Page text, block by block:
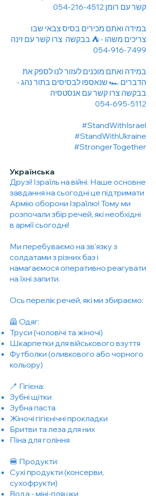
קשר עם רומן 054-216-4512
במידה ואתם מכירים בסיס צבאי שבו
צריכים משהו - ⛺️ בבקשה צרו קשר עם זינה
054-916-7499
במידה ואתם מוכנים לעזור לנו לספק את
הדברים 🏎️ שנאספו לבסיסים בתור נהג -
בבקשה צרו קשר עם אנסטסיה
054-695-5112
#StandWithIsrael
#StandWithUkraine
#StrongerTogether
Українська
Друзі! Ізраїль на війні. Наше основне
завдання на сьогодні це підтримати
Армію оборони Ізраїлю! Тому ми
розпочали збір речей, які необхідні
в армії сьогодні!
Ми перебуваємо на зв'язку з
солдатами з різних баз і
намагаємося оперативно реагувати
на їхні запити.
Ось перелік речей, які ми збираємо:
🦺 Одяг:
Труси (чоловічі та жіночі)
Шкарпетки для військового взуття
Футболки (оливкового або чорного
кольору)
🪥 Гігієна:
Зубні щітки
Зубна паста
Жіночі гігієнічні прокладки
Бритви та леза для них
Піна для гоління
🍔 Продукти:
Сухі продукти (консерви,
сухофрукти)
Вода - міні-пляшки